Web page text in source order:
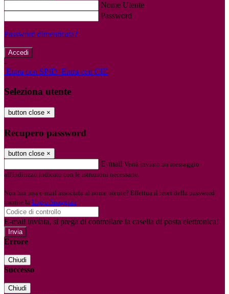
Nome Utente
Password
Password dimenticata?
-
Entra con SPID Entra con CIE
Seleziona utente
button close ×
Recupero password
button close ×
E-mail Verrà inviato un messaggio
all'indirizzo indicato con le istruzioni necessarie.
Non hai una e-mail associata al nome utente? Effettua il reset della password
tramite la Login Spaggiari
E-mail inviata, si prega di controllare la casella di posta elettronica!
Errore
Chiudi
Successo
Chiudi